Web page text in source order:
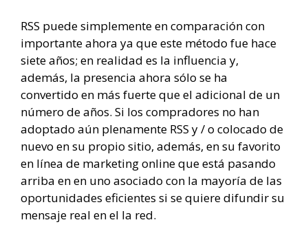
RSS puede simplemente en comparación con
importante ahora ya que este método fue hace
siete años; en realidad es la influencia y,
además, la presencia ahora sólo se ha
convertido en más fuerte que el adicional de un
número de años. Si los compradores no han
adoptado aún plenamente RSS y / o colocado de
nuevo en su propio sitio, además, en su favorito
en línea de marketing online que está pasando
arriba en en uno asociado con la mayoría de las
oportunidades eficientes si se quiere difundir su
mensaje real en el la red.